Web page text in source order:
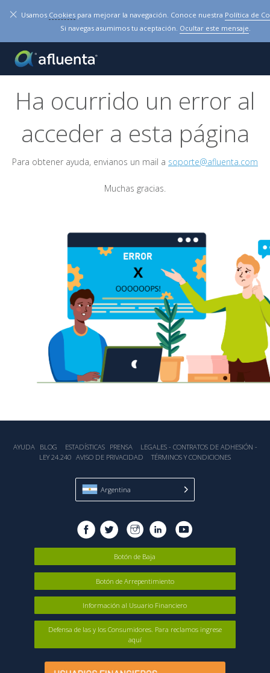
× Usamos Cookies para mejorar la navegación. Conoce nuestra Política de
Si navegas asumimos tu aceptación. Ocultar este mensaje.
Ha ocurrido un error al
acceder a esta página
Para obtener ayuda, envianos un mail a soporte@afluenta.com
Muchas gracias.
AYUDA BLOG ESTADÍSTICA‎S PRENSA
LEGALES - CONTRATOS DE ADHESIÓN -
LEY 24.240 AVISO DE PRIVACIDAD TÉRMINOS Y CONDICIONES
Argentina
Botón de Baja
Botón de Arrepentimiento
Información al Usuario Financiero
Defensa de las y los Consumidores. Para reclamos ingrese
aquí